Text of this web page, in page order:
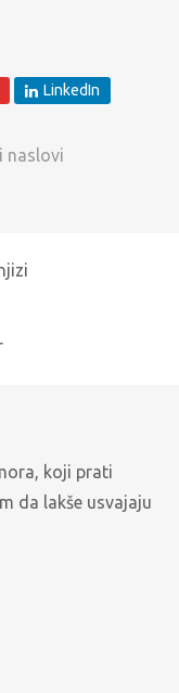
LinkedIn
naslovi
koji prati
da lakše usvajaju